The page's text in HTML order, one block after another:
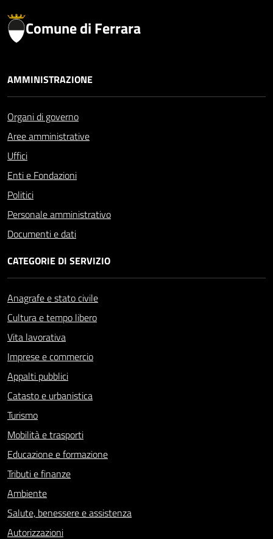
Comune di Ferrara
AMMINISTRAZIONE
Organi di governo
Aree amministrative
Uffici
Enti e Fondazioni
Politici
Personale amministrativo
Documenti e dati
CATEGORIE DI SERVIZIO
Anagrafe e stato civile
Cultura e tempo libero
Vita lavorativa
Imprese e commercio
Appalti pubblici
Catasto e urbanistica
Turismo
Mobilità e trasporti
Educazione e formazione
Tributi e finanze
Ambiente
Salute, benessere e assistenza
Autorizzazioni